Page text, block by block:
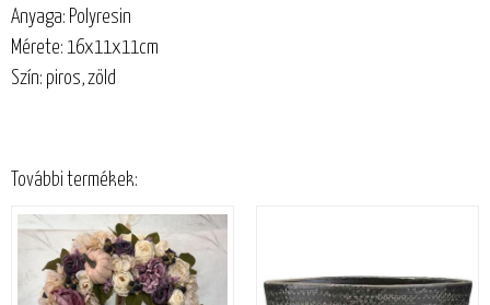
Anyaga: Polyresin
Mérete: 16x11x11cm
Szín: piros, zöld
További termékek: